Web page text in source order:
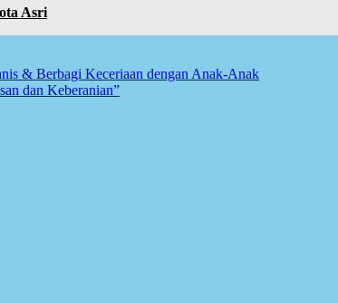
Asri
& Berbagi Keceriaan dengan Anak-Anak
dan Keberanian”